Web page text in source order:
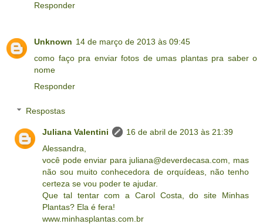
Responder
Unknown 14 de março de 2013 às 09:45
como faço pra enviar fotos de umas plantas pra saber o
nome
Responder
Respostas
Juliana Valentini
16 de abril de 2013 às 21:39
Alessandra,
você pode enviar para juliana@deverdecasa.com, mas
não sou muito conhecedora de orquídeas, não tenho
certeza se vou poder te ajudar.
Que tal tentar com a Carol Costa, do site Minhas
Plantas? Ela é fera!
www.minhasplantas.com.br